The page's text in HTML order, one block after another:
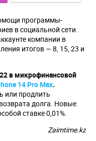
программы-
в социальной сети.
компании в
итогов — 8, 15, 23 и
в микрофинансовой
14 Pro Max.
или продлить
долга. Новые
ставке 0,01%.
Zaimtime.kz